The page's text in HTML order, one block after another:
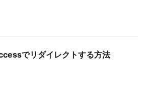
でリダイレクトする方法